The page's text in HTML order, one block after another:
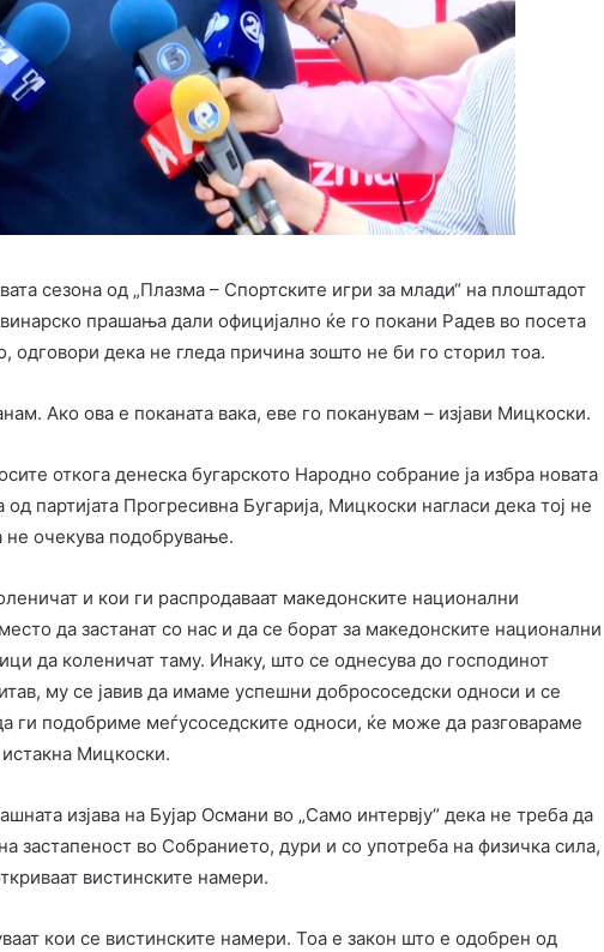
сезона од „Плазма – Спортските игри за млади“ на плоштадот
прашања дали официјално ќе го покани Радев во посета
одговори дека не гледа причина зошто не би го сторил тоа.
Ако ова е поканата вака, еве го поканувам – изјави Мицкоски.
откога денеска бугарското Народно собрание ја избра новата
партијата Прогресивна Бугарија, Мицкоски нагласи дека тој не
не очекува подобрување.
и кои ги распродаваат македонските национални
да застанат со нас и да се борат за македонските национални
да коленичат таму. Инаку, што се однесува до господинот
му се јавив да имаме успешни добрососедски односи и се
ги подобриме меѓусоседските односи, ќе може да разговараме
Мицкоски.
изјава на Бујар Османи во „Само интервју“ дека не треба да
застапеност во Собранието, дури и со употреба на физичка сила,
вистинските намери.
кои се вистинските намери. Тоа е закон што е одобрен од